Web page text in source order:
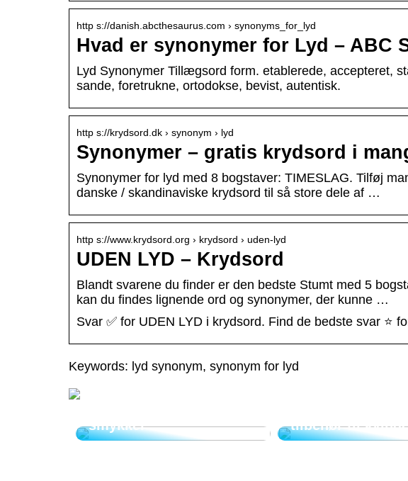
http s://danish.abcthesaurus.com › synonyms_for_lyd
Hvad er synonymer for Lyd – ABC
Lyd Synonymer Tillægsord form. etablerede, accepteret,
sande, foretrukne, ortodokse, bevist, autentisk.
http s://krydsord.dk › synonym › lyd
Synonymer – gratis krydsord i
Synonymer for lyd med 8 bogstaver: TIMESLAG. Tilføj
danske / skandinaviske krydsord til så store dele af …
http s://www.krydsord.org › krydsord › uden-lyd
UDEN LYD – Krydsord
Blandt svarene du finder er den bedste Stumt med 5
kan du findes lignende ord og synonymer, der kunne …
Svar ✅ for UDEN LYD i krydsord. Find de bedste svar ⭐
Keywords: lyd synonym, synonym for lyd
smykker
tilbehør til